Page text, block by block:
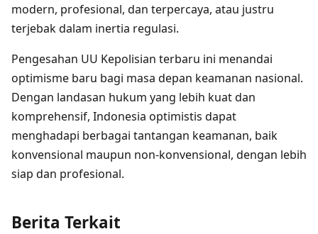
modern, profesional, dan terpercaya, atau justru
terjebak dalam inertia regulasi.
Pengesahan UU Kepolisian terbaru ini menandai
optimisme baru bagi masa depan keamanan nasional.
Dengan landasan hukum yang lebih kuat dan
komprehensif, Indonesia optimistis dapat
menghadapi berbagai tantangan keamanan, baik
konvensional maupun non-konvensional, dengan lebih
siap dan profesional.
Berita Terkait